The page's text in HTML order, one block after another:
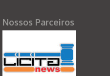
Nossos Parceiros